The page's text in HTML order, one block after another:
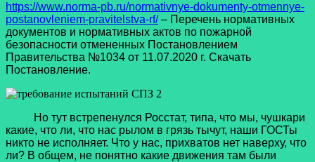
https://www.norma-pb.ru/normativnye-dokumenty-otmennye-
postanovleniem-pravitelstva-rf/– Перечень нормативных
документов и нормативных актов по пожарной
безопасности отмененных Постановлением
Правительства №1034 от 11.07.2020 г. Скачать
Постановление.
Но тут встрепенулся Росстат, типа, что мы, чушкари
какие, что ли, что нас рылом в грязь тычут, наши ГОСТы
никто не исполняет. Что у нас, прихватов нет наверху, что
ли? В общем, не понятно какие движения там были